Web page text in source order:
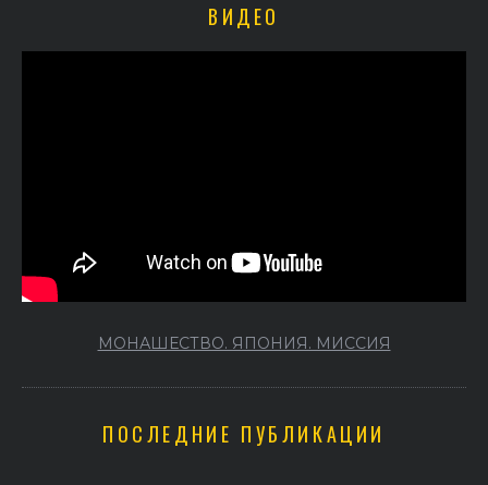
ВИДЕО
МОНАШЕСТВО. ЯПОНИЯ. МИССИЯ
ПОСЛЕДНИЕ ПУБЛИКАЦИИ